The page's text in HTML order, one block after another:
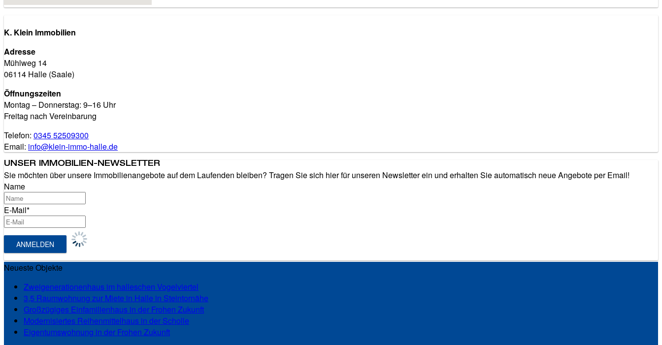
K. Klein Immobilien
Adresse
Mühlweg 14
06114 Halle (Saale)
Öffnungszeiten
Montag – Donnerstag: 9–16 Uhr
Freitag nach Vereinbarung
Telefon: 0345 52509300
Email: info@klein-immo-halle.de
UNSER IMMOBILIEN-NEWSLETTER
Sie möchten über unsere Immobilienangebote auf dem Laufenden bleiben? Tragen Sie sich hier für unseren Newsletter ein und erhalten Sie automatisch neue Angebote per Email!
Name
E-Mail*
Neueste Objekte
Zweigenerationenhaus im halleschen Vogelviertel
3,5 Raumwohnung zur Miete in Halle in Steintornähe
Großzügiges Einfamilienhaus in der Frohen Zukunft
Modernisiertes Reihenmittelhaus in der Scholle
Eigentumswohnung in der Frohen Zukunft